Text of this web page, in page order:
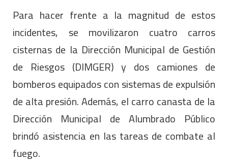
Para hacer frente a la magnitud de estos
incidentes, se movilizaron cuatro carros
cisternas de la Dirección Municipal de Gestión
de Riesgos (DIMGER) y dos camiones de
bomberos equipados con sistemas de expulsión
de alta presión. Además, el carro canasta de la
Dirección Municipal de Alumbrado Público
brindó asistencia en las tareas de combate al
fuego.